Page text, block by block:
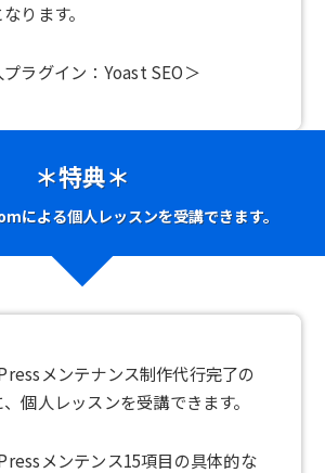
ります。
ラグイン：Yoast SEO＞
＊特典＊
による個人レッスンを受講できます。
メンテナンス制作代行完了の
個人レッスンを受講できます。
メンテンス15項目の具体的な